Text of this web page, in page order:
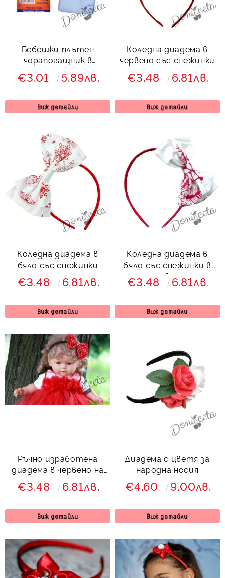
Бебешки плътен
чорапогащник в
светлосиньо 8464534
€3.01 5.89лв.
Виж детайли
Коледна диадема в
червено със снежинки
€3.48 6.81лв.
Виж детайли
Коледна диадема в
бяло със снежинки
€3.48 6.81лв.
Виж детайли
Коледна диадема в
бяло със снежинки в
червено
€3.48 6.81лв.
Виж детайли
Ръчно изработена
диадема в червено на
бели точици
€3.48 6.81лв.
Виж детайли
Диадема с цветя за
народна носия
€4.60 9.00лв.
Виж детайли